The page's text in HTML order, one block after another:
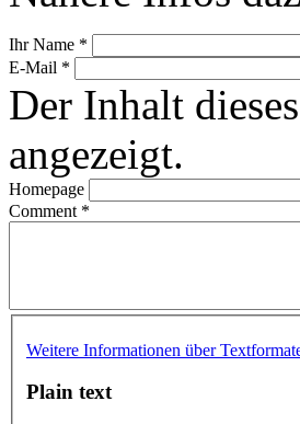
Ihr Name *
E-Mail *
Der Inhalt
angezeigt.
Homepage
Comment *
Weitere Informationen über
Plain text